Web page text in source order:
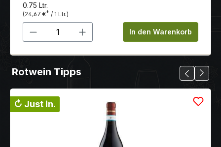
0.75 Ltr.
(24,67 €* / 1 Ltr.)
Produkt Anzahl: Gib denIn den Warenkorb
Rotwein Tipps
↻ Just in.